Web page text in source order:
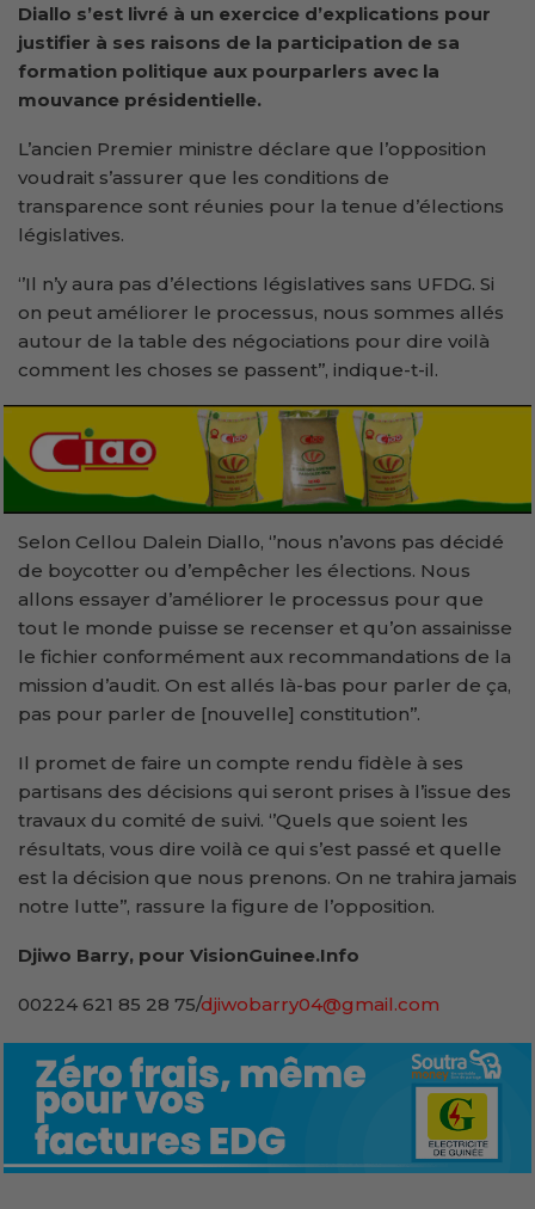
Diallo s’est livré à un exercice d’explications pour
justifier à ses raisons de la participation de sa
formation politique aux pourparlers avec la
mouvance présidentielle.
L’ancien Premier ministre déclare que l’opposition
voudrait s’assurer que les conditions de
transparence sont réunies pour la tenue d’élections
législatives.
‘’Il n’y aura pas d’élections législatives sans UFDG. Si
on peut améliorer le processus, nous sommes allés
autour de la table des négociations pour dire voilà
comment les choses se passent’’, indique-t-il.
Selon Cellou Dalein Diallo, ‘’nous n’avons pas décidé
de boycotter ou d’empêcher les élections. Nous
allons essayer d’améliorer le processus pour que
tout le monde puisse se recenser et qu’on assainisse
le fichier conformément aux recommandations de la
mission d’audit. On est allés là-bas pour parler de ça,
pas pour parler de [nouvelle] constitution’’.
Il promet de faire un compte rendu fidèle à ses
partisans des décisions qui seront prises à l’issue des
travaux du comité de suivi. ‘’Quels que soient les
résultats, vous dire voilà ce qui s’est passé et quelle
est la décision que nous prenons. On ne trahira jamais
notre lutte’’, rassure la figure de l’opposition.
Djiwo Barry, pour VisionGuinee.Info
00224 621 85 28 75/djiwobarry04@gmail.com